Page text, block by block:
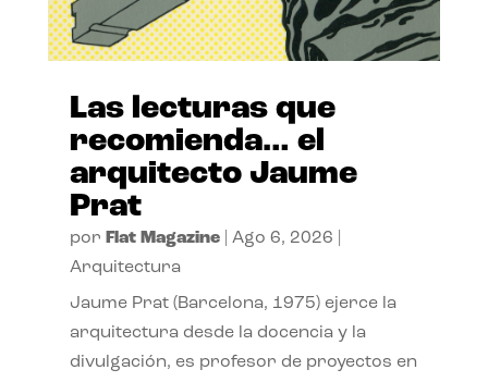
Las lecturas que
recomienda… el
arquitecto Jaume
Prat
por Flat Magazine| Ago 6, 2026
Arquitectura
Jaume Prat (Barcelona, 1975) ejerce la
arquitectura desde la docencia y la
divulgación, es profesor de proyectos en